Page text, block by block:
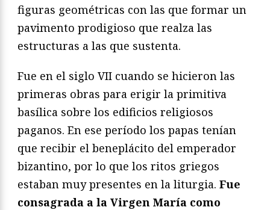
figuras geométricas con las que formar un
pavimento prodigioso que realza las
estructuras a las que sustenta.
Fue en el siglo VII cuando se hicieron las
primeras obras para erigir la primitiva
basílica sobre los edificios religiosos
paganos. En ese período los papas tenían
que recibir el beneplácito del emperador
bizantino, por lo que los ritos griegos
estaban muy presentes en la liturgia. Fue
consagrada a la Virgen María como